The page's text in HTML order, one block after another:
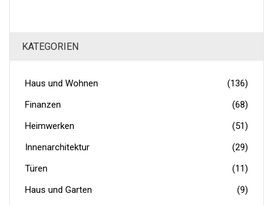
KATEGORIEN
Haus und Wohnen
(136)
Finanzen
(68)
Heimwerken
(51)
Innenarchitektur
(29)
Türen
(11)
Haus und Garten
(9)